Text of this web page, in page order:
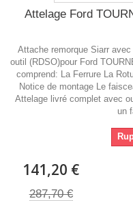
Attelage Ford
Attache remorque Siarr
outil (RDSO)pour Ford
comprend: La Ferrure La
Notice de montage Le
Attelage livré complet avec
un
141,20 €
287,70 €